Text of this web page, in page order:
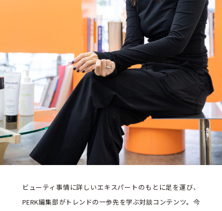
ビューティ事情に詳しいエキスパートのもとに足を運び、
PERK編集部がトレンドの一歩先を学ぶ対談コンテンツ。今